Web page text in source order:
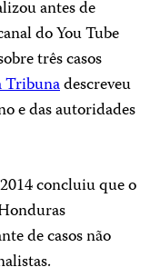
antes de
do You Tube
três casos
Tribunadescreveu
e das autoridades
concluiu que o
de casos não